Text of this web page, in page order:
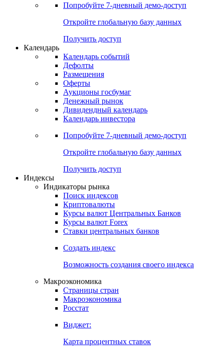
Попробуйте 7-дневный демо-доступ
Откройте глобальную базу данных
Получить доступ
Календарь
Календарь событий
Дефолты
Размещения
Оферты
Аукционы госбумаг
Денежный рынок
Дивидендный календарь
Календарь инвестора
Попробуйте 7-дневный демо-доступ
Откройте глобальную базу данных
Получить доступ
Индексы
Индикаторы рынка
Поиск индексов
Криптовалюты
Курсы валют Центральных Банков
Курсы валют Forex
Ставки центральных банков
Создать индекс
Возможность создания своего индекса
Макроэкономика
Страницы стран
Макроэкономика
Росстат
Виджет:
Карта процентных ставок